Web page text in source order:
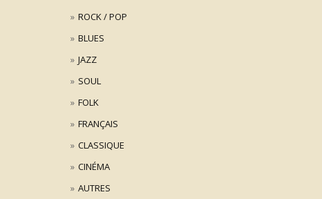
ROCK / POP
BLUES
JAZZ
SOUL
FOLK
FRANÇAIS
CLASSIQUE
CINÉMA
AUTRES